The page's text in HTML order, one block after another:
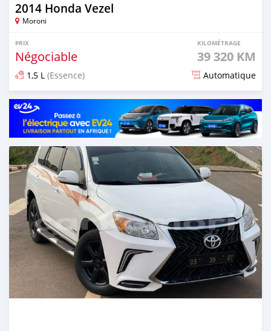
2014 Honda Vezel
Moroni
PRIX
Négociable
KILOMÉTRAGE
39 320 KM
1,5 L (Essence) Automatique
Publié il y a plus d'un an